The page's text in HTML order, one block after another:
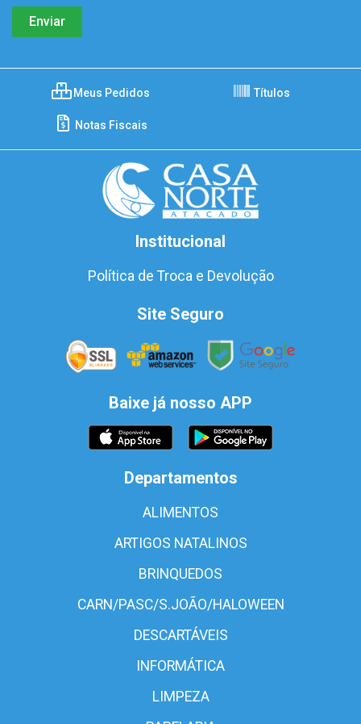
Meus Pedidos Títulos
Notas Fiscais
Institucional
Política de Troca e Devolução
Site Seguro
Baixe já nosso APP
Departamentos
ALIMENTOS
ARTIGOS NATALINOS
BRINQUEDOS
CARN/PASC/S.JOÃO/HALOWEEN
DESCARTÁVEIS
INFORMÁTICA
LIMPEZA